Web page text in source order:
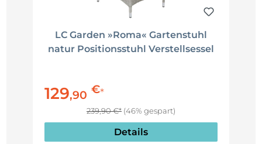
LC Garden »Roma« Gartenstuhl
natur Positionsstuhl Verstellsessel
129,90 €*
239,90 €* (46% gespart)
Details